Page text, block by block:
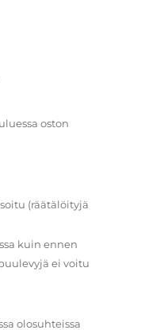
oston
(räätälöityjä
kuin ennen
ei voitu
olosuhteissa